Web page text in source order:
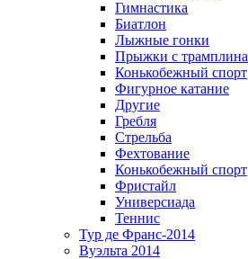
Гимнастика
Биатлон
Лыжные гонки
Прыжки с трамплина
Конькобежный спорт
Фигурное катание
Другие
Гребля
Стрельба
Фехтование
Конькобежный спорт
Фристайл
Универсиада
Теннис
Тур де Франс-2014
Вуэльта 2014